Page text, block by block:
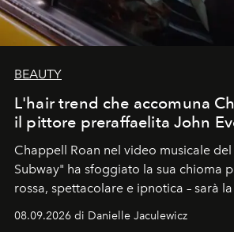
BEAUTY
L'hair trend che accomuna
il pittore preraffaelita John
Chappell Roan nel video musicale
Subway" ha sfoggiato la sua chioma
rossa, spettacolare e ipnotica – sarà
dell'autunno?
08.09.2026 di Danielle Jaculewicz